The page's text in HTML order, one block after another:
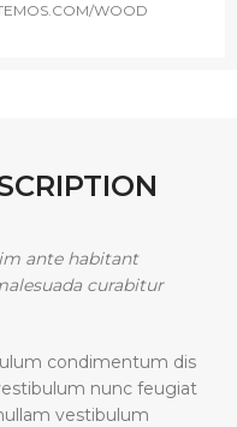
WOOD
ante habitant
curabitur
condimentum dis
nunc feugiat
vestibulum